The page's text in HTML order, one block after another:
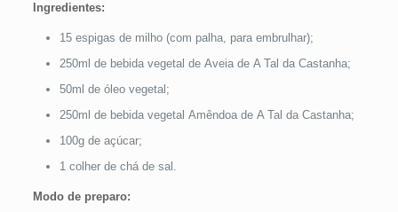
Ingredientes:
15 espigas de milho (com palha, para embrulhar);
250ml de bebida vegetal de Aveia de A Tal da Castanha;
50ml de óleo vegetal;
250ml de bebida vegetal Amêndoa de A Tal da Castanha;
100g de açúcar;
1 colher de chá de sal.
Modo de preparo: